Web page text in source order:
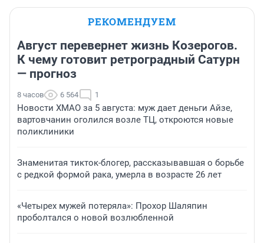
РЕКОМЕНДУЕМ
Август перевернет жизнь Козерогов.
К чему готовит ретроградный Сатурн
— прогноз
8 часов 6 564 1
Новости ХМАО за 5 августа: муж дает деньги Айзе,
вартовчанин оголился возле ТЦ, откроются новые
поликлиники
Знаменитая тикток-блогер, рассказывавшая о борьбе
с редкой формой рака, умерла в возрасте 26 лет
«Четырех мужей потеряла»: Прохор Шаляпин
проболтался о новой возлюбленной